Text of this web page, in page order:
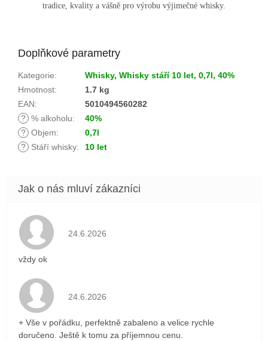
tradice, kvality a vášně pro výrobu výjimečné whisky.
Doplňkové parametry
Kategorie: Whisky, Whisky stáří 10 let, 0,7l, 40%
Hmotnost:
1.7 kg
EAN:
5010494560282
? % alkoholu:
40%
? Objem:
0,7l
?
Stáří whisky: 10 let
Hodnocení obchodu je 5 z 5 hvězdiček.
24.6.2026
vždy ok
Hodnocení obchodu je 5 z 5 hvězdiček.
24.6.2026
+ Vše v pořádku, perfektně zabaleno a velice rychle
doručeno. Ještě k tomu za příjemnou cenu.